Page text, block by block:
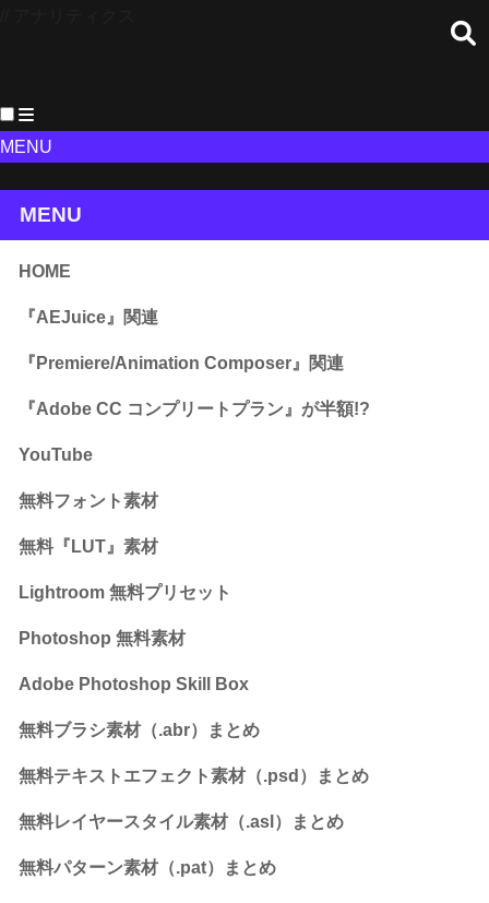
MENU
MENU
HOME
『AEJuice』関連
『Premiere/Animation Composer』関連
『Adobe CC コンプリートプラン』が半額!?
YouTube
無料フォント素材
無料『LUT』素材
Lightroom 無料プリセット
Photoshop 無料素材
Adobe Photoshop Skill Box
無料ブラシ素材（.abr）まとめ
無料テキストエフェクト素材（.psd）まとめ
無料レイヤースタイル素材（.asl）まとめ
無料パターン素材（.pat）まとめ